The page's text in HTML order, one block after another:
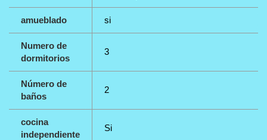
amueblado si
Numero de
dormitorios
3
Número de
baños
2
cocina
independiente
Si